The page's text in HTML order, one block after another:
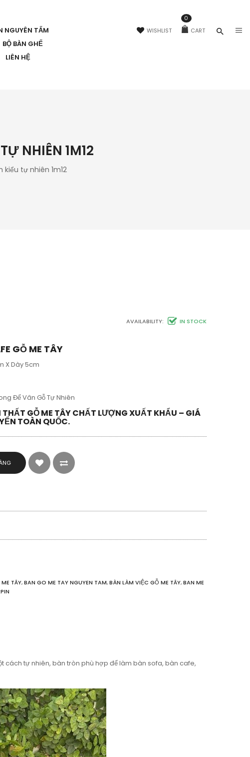
NGUYÊN TẤM
BỘ BÀN GHẾ
LIÊN HỆ
WISHLIST CART
0
NHIÊN 1M12
tự nhiên 1m12
AVAILABILITY: IN STOCK
GỖ ME TÂY
X Dày 5cm
Để Vân Gỗ Tự Nhiên
THẤT GỖ ME TÂY CHẤT LƯỢNG XUẤT KHẨU – GIÁ
TOÀN QUỐC.
TÂY,BAN GO ME TAY NGUYEN TAM,BÀN LÀM VIỆC GỖ ME TÂY,BAN ME
cách tự nhiên, bàn tròn phù hợp để làm bàn sofa, bàn cafe,